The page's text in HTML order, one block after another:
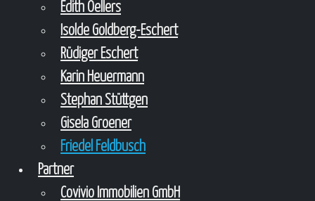
Edith Oellers
Isolde Goldberg-Eschert
Rüdiger Eschert
Karin Heuermann
Stephan Stüttgen
Gisela Groener
Friedel Feldbusch
Partner
Covivio Immobilien GmbH